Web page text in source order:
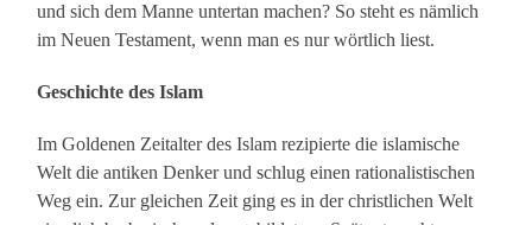
und sich dem Manne untertan machen? So steht es nämlich
im Neuen Testament, wenn man es nur wörtlich liest.
Geschichte des Islam
Im Goldenen Zeitalter des Islam rezipierte die islamische
Welt die antiken Denker und schlug einen rationalistischen
Weg ein. Zur gleichen Zeit ging es in der christlichen Welt